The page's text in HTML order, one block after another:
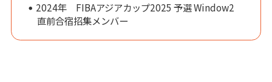
2024年 FIBAアジアカップ2025 予選 Window2
直前合宿招集メンバー